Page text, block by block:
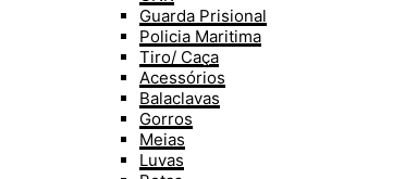
Guarda Prisional
Policia Maritima
Tiro/ Caça
Acessórios
Balaclavas
Gorros
Meias
Luvas